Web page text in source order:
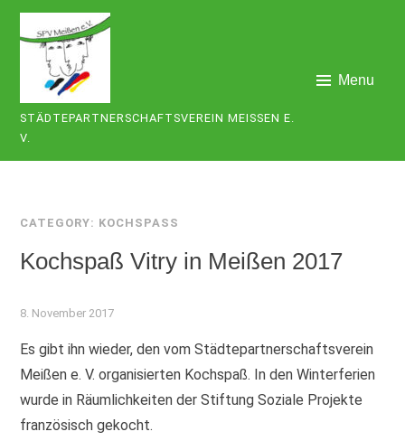
Skip
content
STÄDTEPARTNERSCHAFTSVEREIN MEISSEN E. V
.
Menu
CATEGORY: KOCHSPASS
Kochspaß Vitry in Meißen 2017
8. November 2017
Es gibt ihn wieder, den vom Städtepartnerschaftsverein
Meißen e. V. organisierten Kochspaß. In den Winterferien
wurde in Räumlichkeiten der Stiftung Soziale Projekte
französisch gekocht.